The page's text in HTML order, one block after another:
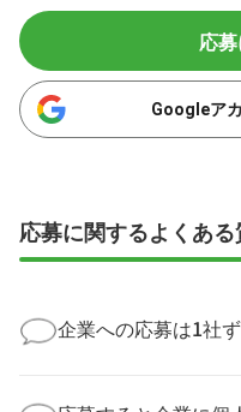
応
Googleア
応募に関するよくあ
企業への応募は1社